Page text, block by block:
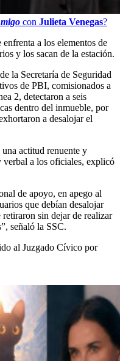
con Julieta Venegas?
a los elementos de
y los sacan de la estación.
la Secretaría de Seguridad
de PBI, comisionados a
2, detectaron a seis
dentro del inmueble, por
a desalojar el
actitud renuente y
verbal a los oficiales, explicó
de apoyo, en apego al
que debían desalojar
sin dejar de realizar
señaló la SSC.
al Juzgado Cívico por